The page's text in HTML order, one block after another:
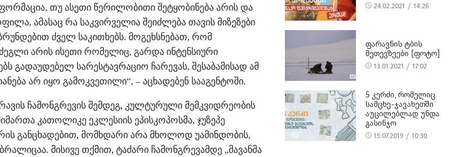
, თუასეთი წერილობითიშეტყობინებაარისდა
, ამასაცრა საკვირველიაშეიძლებათავისმიზეზები
ძველ საკითხებს. მოგეხსნებათ, რომ
არისისეთირომელიც, გარდაინტენსიური
გადაუდებელ სარესტავრაციო ჩარევას, შესაბამისადამ
არ იყო გამოკვეთილი“, – აცხადებენ სააგენტოში.
ჩამონგრევის შემდეგ, კულტურული მემკვიდრეობის
კათოლიკე ეკლესიის ეპისკოპოსმა, ჯუზეპე
განცხადებით, მომხდარიარამხოლოდუამინდობის,
ბრალიცაა. მისივე თქმით, ტაძარი ჩამონგრევამდე „მავანმა
24.02.2021 / 14:26
ᲤᲐᲠᲐᲕᲜᲘᲡ ᲢᲑᲘᲡ
ᲛᲔᲗᲔᲕᲖᲔᲔᲑᲘ [ᲤᲝᲢᲝ]
13.01.2021 / 17:02
5 ᲙᲔᲠᲫᲘ, ᲠᲝᲛᲔᲚᲘᲪ
ᲡᲐᲛᲪᲮᲔ-ᲯᲐᲕᲐᲮᲔᲗᲨᲘ
ᲐᲣᲪᲘᲚᲔᲑᲚᲐᲓ ᲣᲜᲓᲐ
ᲒᲐᲡᲘᲜᲯᲝ
15.07.2019 / 10:30